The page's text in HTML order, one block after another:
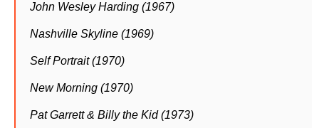
John Wesley Harding (1967)
Nashville Skyline (1969)
Self Portrait (1970)
New Morning (1970)
Pat Garrett & Billy the Kid (1973)